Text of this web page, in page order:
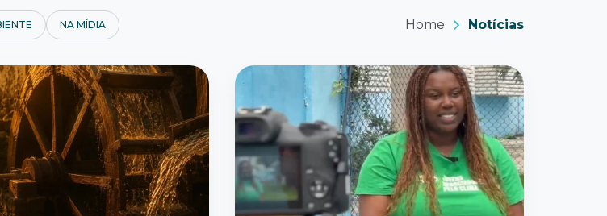
NA MÍDIA Home Notícias